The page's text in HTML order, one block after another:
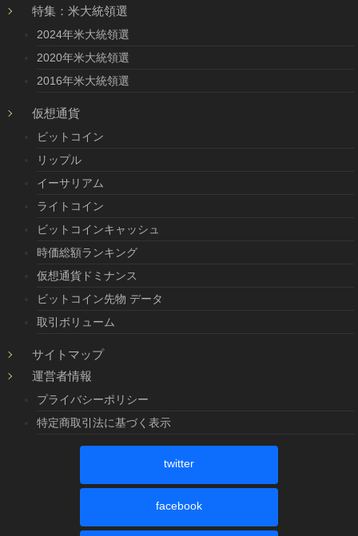
特集：米大統領選
2024年米大統領選
2020年米大統領選
2016年米大統領選
仮想通貨
ビットコイン
リップル
イーサリアム
ライトコイン
ビットコインキャッシュ
時価総額ランキング
仮想通貨ドミナンス
ビットコイン先物 データ
取引ボリューム
サイトマップ
運営者情報
プライバシーポリシー
特定商取引法に基づく表示
twitter
facebook